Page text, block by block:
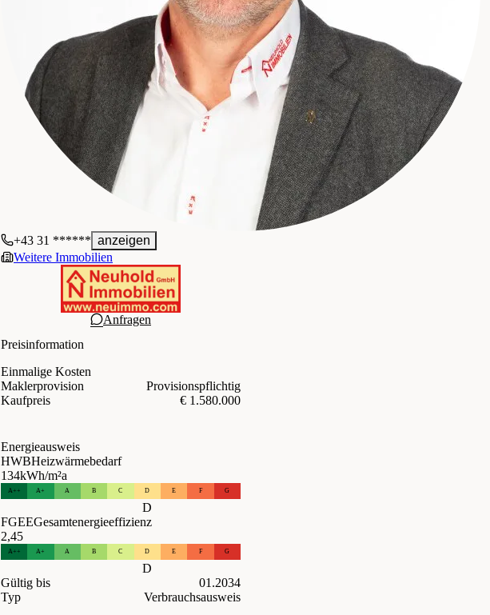
Energieausweis
HWBHeizwärmebedarf
134kWh/m²a
A++ A+ A B C D E F G
D
FGEEGesamtenergieeffizienz
2,45
A++ A+ A B C D E F G
D
Gültig bis
01.2034
Typ
Verbrauchsausweis
Preisinformation
Einmalige Kosten
Maklerprovision
Provisionspflichtig
Kaufpreis
€ 1.580.000
+43 31 ****** anzeigen
Weitere Immobilien
Anfragen